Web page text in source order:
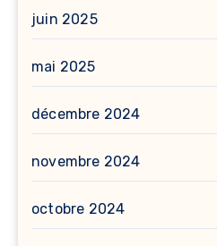
juin 2025
mai 2025
décembre 2024
novembre 2024
octobre 2024